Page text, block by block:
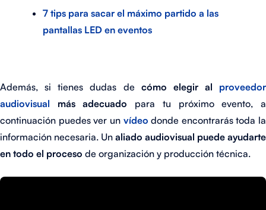
7 tips para sacar el máximo partido a las
pantallas LED en eventos
Además, si tienes dudas de cómo elegir al proveedor
audiovisual más adecuado para tu próximo evento, a
continuación puedes ver un vídeo donde encontrarás toda la
información necesaria. Un aliado audiovisual puede ayudarte
en todo el proceso de organización y producción técnica.